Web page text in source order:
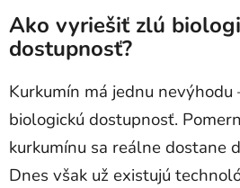
Ako vyriešiť zlú
dostupnosť?
Kurkumín má jednu
biologickú dostupnosť.
kurkumínu sa reálne dostane
Dnes však už existujú